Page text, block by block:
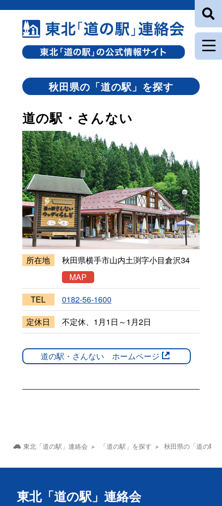
秋田県の「道の駅」を探す
道の駅・さんない
所在地
秋田県横手市山内土渕字小目倉沢34
MAP
TEL
0182-56-1600
定休日
不定休、1月1日～1月2日
道の駅・さんない ホームページ
東北「道の駅」連絡会 「道の駅」を探す 秋田県の「道の駅」
東北「道の駅」連絡会